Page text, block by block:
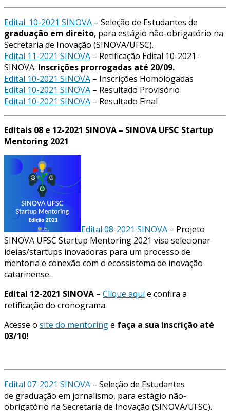
Edital_10-2021 SINOVA – Seleção de Estudantes de
graduação em direito, para estágio não-obrigatório na
Secretaria de Inovação (SINOVA/UFSC).
Edital 11-2021 SINOVA – Retificação Edital 10-2021-
SINOVA. Inscrições prorrogadas até 20/09.
Edital 10-2021 SINOVA – Inscrições Homologadas
Edital 10-2021 SINOVA – Resultado Provisório
Edital 10-2021 SINOVA – Resultado Final
Editais 08 e 12-2021 SINOVA – SINOVA UFSC Startup
Mentoring 2021
Edital 08-2021 SINOVA – Projeto
SINOVA UFSC Startup Mentoring 2021 visa selecionar
ideias/startups inovadoras para um processo de
mentoria e conexão com o ecossistema de inovação
catarinense.
Edital 12-2021 SINOVA – Clique aqui e confira a
retificação do cronograma.
Acesse o site do mentoringe faça a sua inscrição até
03/10!
Edital 07-2021 SINOVA – Seleção de Estudantes
de graduação em jornalismo, para estágio não-
obrigatório na Secretaria de Inovação (SINOVA/UFSC).